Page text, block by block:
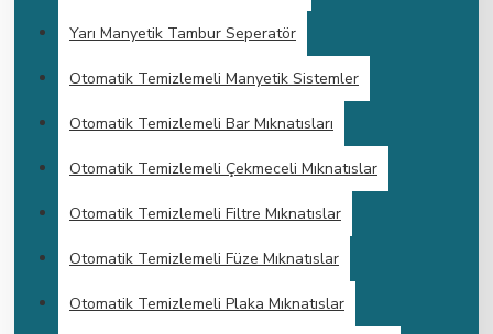
Yarı Manyetik Tambur Seperatör
Otomatik Temizlemeli Manyetik Sistemler
Otomatik Temizlemeli Bar Mıknatısları
Otomatik Temizlemeli Çekmeceli Mıknatıslar
Otomatik Temizlemeli Filtre Mıknatıslar
Otomatik Temizlemeli Füze Mıknatıslar
Otomatik Temizlemeli Plaka Mıknatıslar